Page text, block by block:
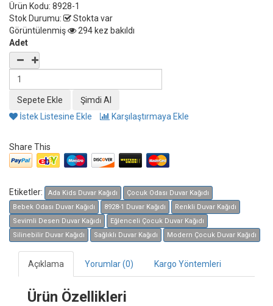
Ürün Kodu: 8928-1
Stok Durumu:
Stokta var
Görüntülenmiş
294 kez bakıldı
Adet
İstek Listesine Ekle Karşılaştırmaya Ekle
Share This
Etiketler: Ada Kids Duvar Kağıdı
Çocuk Odası Duvar Kağıdı
Bebek Odası Duvar Kağıdı
8928-1 Duvar Kağıdı
Renkli Duvar Kağıdı
Sevimli Desen Duvar Kağıdı
Eğlenceli Çocuk Duvar Kağıdı
Silinebilir Duvar Kağıdı
Sağlıklı Duvar Kağıdı Modern Çocuk Duvar Kağıdı
Açıklama Yorumlar (0) Kargo Yöntemleri
Ürün Özellikleri